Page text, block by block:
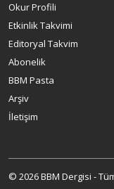
Okur Profili
Etkinlik Takvimi
Editoryal Takvim
Abonelik
BBM Pasta
Arşiv
İletişim
© 2026 BBM Dergisi -